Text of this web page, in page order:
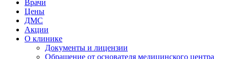
Врачи
Цены
ДМС
Акции
О клинике
Документы и лицензии
Обращение от основателя медицинского центра